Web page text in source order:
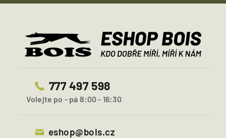
777 497 598
Volejte po - pá 8:00 - 16:30
eshop@bois.cz